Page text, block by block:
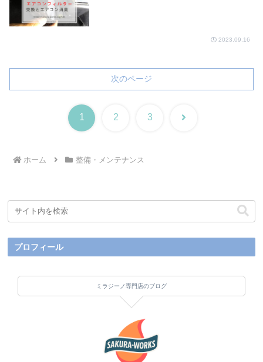
2023.09.16
次のページ
1 2 3 次
ホーム 整備・メンテナンス
プロフィール
ミラジーノ専門店のブログ